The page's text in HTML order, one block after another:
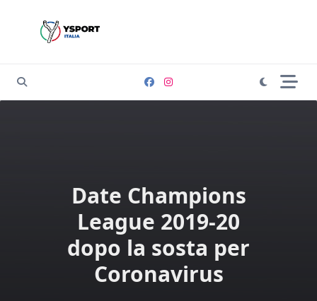
Date Champions
League 2019-20
dopo la sosta per
Coronavirus